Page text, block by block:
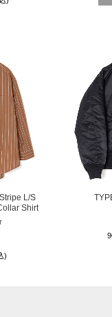
L/S
Shirt
)